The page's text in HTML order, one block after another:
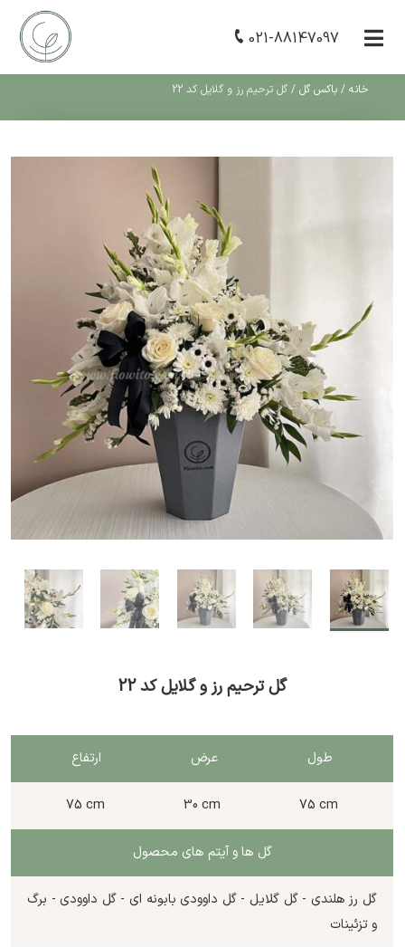
021-88147097
خانه / باکس گل / گل ترحیم رز و گلایل کد 22
گل ترحیم رز و گلایل کد 22
طول عرض ارتفاع
75 cm 30 cm 75 cm
گل ها و آیتم های محصول
گل رز هلندی - گل گلایل - گل داوودی بابونه ای - گل داوودی - برگ
و تزئینات